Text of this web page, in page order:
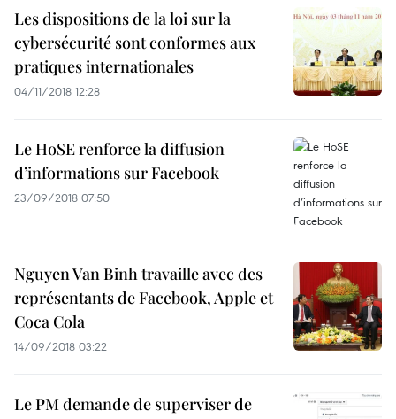
Les dispositions de la loi sur la
cybersécurité sont conformes aux
pratiques internationales
04/11/2018 12:28
Le HoSE renforce la diffusion
d’informations sur Facebook
23/09/2018 07:50
Nguyen Van Binh travaille avec des
représentants de Facebook, Apple et
Coca Cola
14/09/2018 03:22
Le PM demande de superviser de